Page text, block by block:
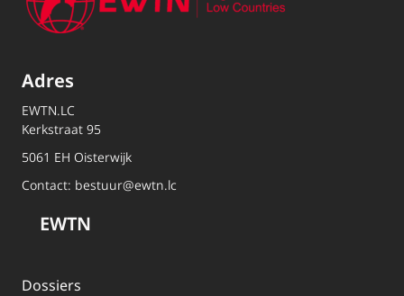
Adres
EWTN.LC
Kerkstraat 95
5061 EH Oisterwijk
Contact: bestuur@ewtn.lc
EWTN
Dossiers